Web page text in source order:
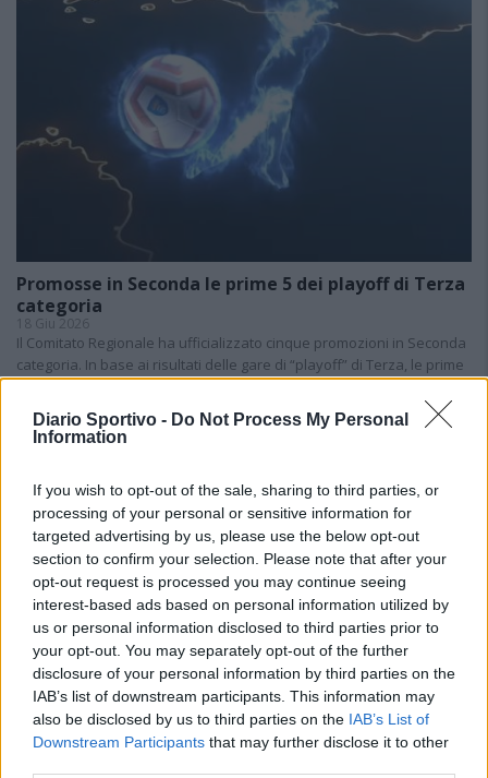
Diario Sportivo - Do Not Process My Personal
Information
If you wish to opt-out of the sale, sharing to third parties, or
processing of your personal or sensitive information for
targeted advertising by us, please use the below opt-out
section to confirm your selection. Please note that after your
opt-out request is processed you may continue seeing
interest-based ads based on personal information utilized by
us or personal information disclosed to third parties prior to
your opt-out. You may separately opt-out of the further
disclosure of your personal information by third parties on the
IAB’s list of downstream participants. This information may
also be disclosed by us to third parties on the IAB’s List of
Downstream Participants that may further disclose it to other
Promosse in Seconda le prime 5 dei playoff di Terza
categoria
18 Giu 2026
Il Comitato Regionale ha ufficializzato cinque promozioni in Seconda
categoria. In base ai risultati delle gare di “playoff” di Terza, le prime
cinque in graduatoria - Atletico Maddalena, Barbagia…
is de s'Ilva de Sa Maddalena sighint a bisai
s'artziada in Sèrie D
4 Giu 2026
Il La Salle cerca l'impresa, Casu: «Golfo Aranci
fuori categoria ma lo affronteremo col
coltello tra i denti»
28 Mag 2026
Per il Golfo Aranci l'ultima fatica, Bagatti:
«Siamo un po' stanchi ma col La Salle diremo
la nostra»
28 Mag 2026